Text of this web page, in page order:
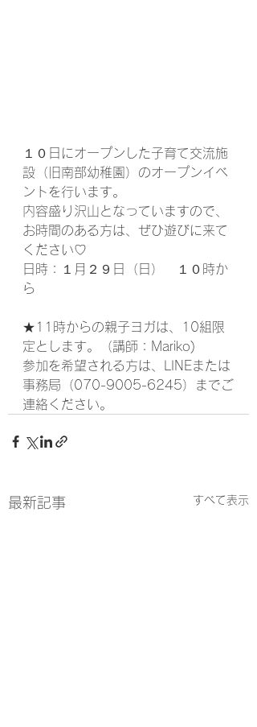
１０日にオープンした子育て交流施
設（旧南部幼稚園）のオープンイベ
ントを行います。
内容盛り沢山となっていますので、
お時間のある方は、ぜひ遊びに来て
ください♡
日時：１月２９日（日）　１０時か
ら
★11時からの親子ヨガは、10組限
定とします。（講師：Mariko)
参加を希望される方は、LINEまたは
事務局（070-9005-6245）までご
連絡ください。
最新記事 すべて表示